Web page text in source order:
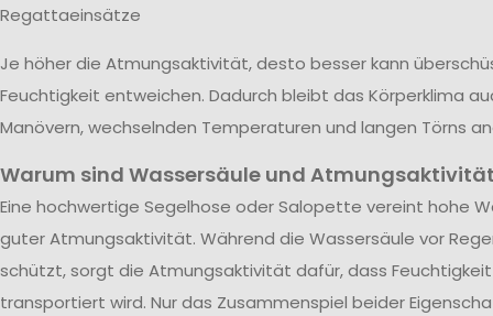
Regattaeinsätze
Je höher die Atmungsaktivität, desto besser kann
Feuchtigkeit entweichen. Dadurch bleibt das Körperklima
Manövern, wechselnden Temperaturen und langen Törns
Warum sind Wassersäule und
Eine hochwertige Segelhose oder Salopette vereint hohe
guter Atmungsaktivität. Während die Wassersäule vor
schützt, sorgt die Atmungsaktivität dafür, dass
transportiert wird. Nur das Zusammenspiel beider